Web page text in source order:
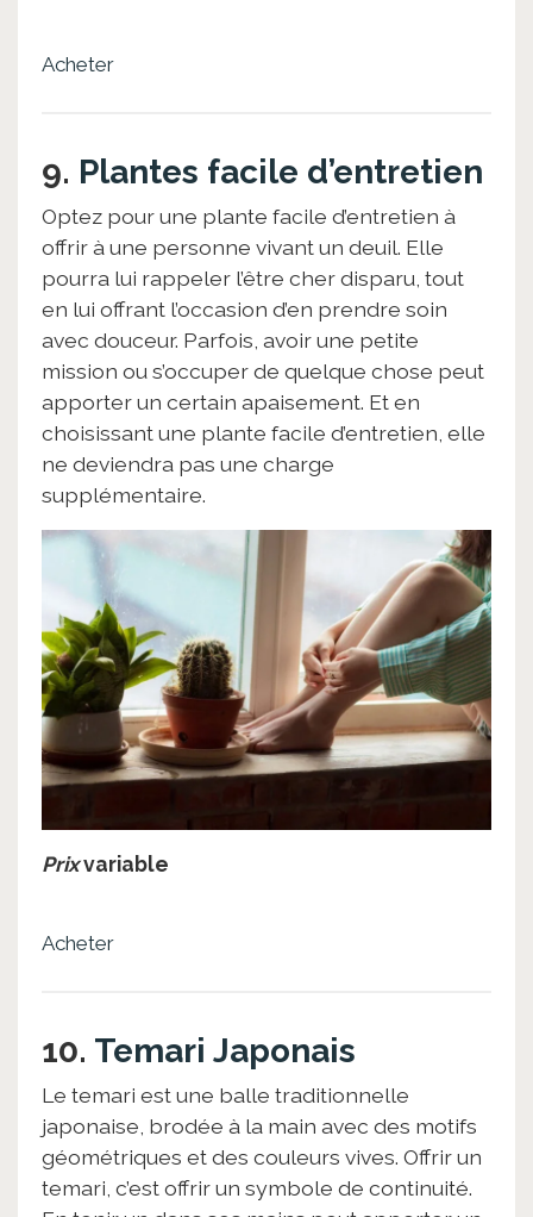
Acheter
9. Plantes facile d’entretien
Optez pour une plante facile d’entretien à
offrir à une personne vivant un deuil. Elle
pourra lui rappeler l’être cher disparu, tout
en lui offrant l’occasion d’en prendre soin
avec douceur. Parfois, avoir une petite
mission ou s’occuper de quelque chose peut
apporter un certain apaisement. Et en
choisissant une plante facile d’entretien, elle
ne deviendra pas une charge
supplémentaire.
Prixvariable
Acheter
10. Temari Japonais
Le temari est une balle traditionnelle
japonaise, brodée à la main avec des motifs
géométriques et des couleurs vives. Offrir un
temari, c’est offrir un symbole de continuité.